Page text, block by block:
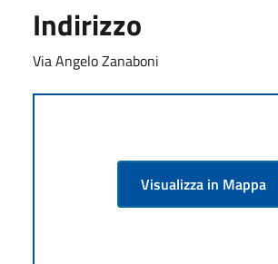
Indirizzo
Via Angelo Zanaboni
Visualizza in Mappa